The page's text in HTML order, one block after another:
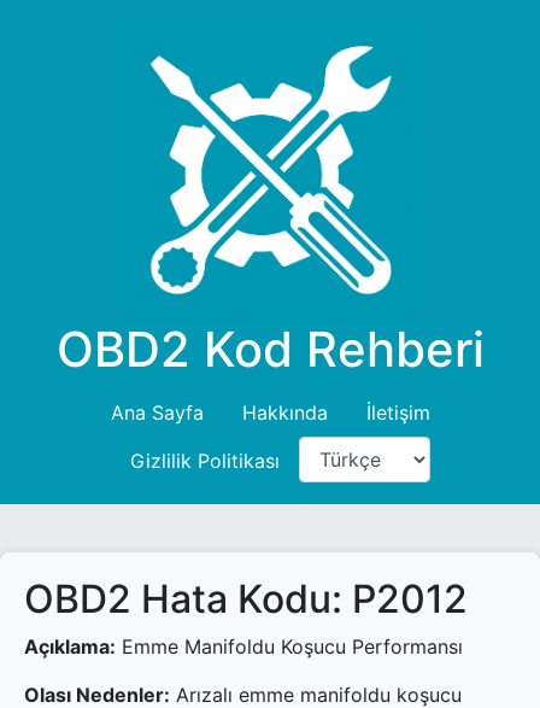
OBD2 Kod Rehberi
Ana Sayfa Hakkında
İletişim
Gizlilik Politikası
OBD2 Hata Kodu: P2012
Açıklama: Emme Manifoldu Koşucu Performansı
Olası Nedenler: Arızalı emme manifoldu koşucu